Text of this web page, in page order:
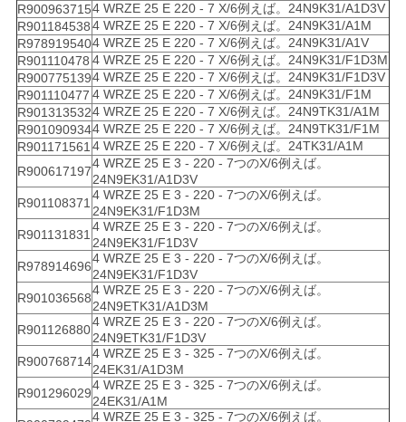
R9009637154 WRZE 25 E 220 - 7 X/6例えば。24N9K31/A1D3V
R9011845384 WRZE 25 E 220 - 7 X/6例えば。24N9K31/A1M
R9789195404 WRZE 25 E 220 - 7 X/6例えば。24N9K31/A1V
R901110478 4 WRZE 25 E 220 - 7 X/6例えば。24N9K31/F1D3M
R9007751394 WRZE 25 E 220 - 7 X/6例えば。24N9K31/F1D3V
R901110477 4 WRZE 25 E 220 - 7 X/6例えば。24N9K31/F1M
R9013135324 WRZE 25 E 220 - 7 X/6例えば。24N9TK31/A1M
R9010909344 WRZE 25 E 220 - 7 X/6例えば。24N9TK31/F1M
R9011715614 WRZE 25 E 220 - 7 X/6例えば。24TK31/A1M
R900617197
4 WRZE 25 E 3 - 220 - 7つのX/6例えば。
24N9EK31/A1D3V
R901108371
4 WRZE 25 E 3 - 220 - 7つのX/6例えば。
24N9EK31/F1D3M
R901131831
4 WRZE 25 E 3 - 220 - 7つのX/6例えば。
24N9EK31/F1D3V
R978914696
4 WRZE 25 E 3 - 220 - 7つのX/6例えば。
24N9EK31/F1D3V
R901036568
4 WRZE 25 E 3 - 220 - 7つのX/6例えば。
24N9ETK31/A1D3M
R901126880
4 WRZE 25 E 3 - 220 - 7つのX/6例えば。
24N9ETK31/F1D3V
R900768714
4 WRZE 25 E 3 - 325 - 7つのX/6例えば。
24EK31/A1D3M
R901296029
4 WRZE 25 E 3 - 325 - 7つのX/6例えば。
24EK31/A1M
4 WRZE 25 E 3 - 325 - 7つのX/6例えば。